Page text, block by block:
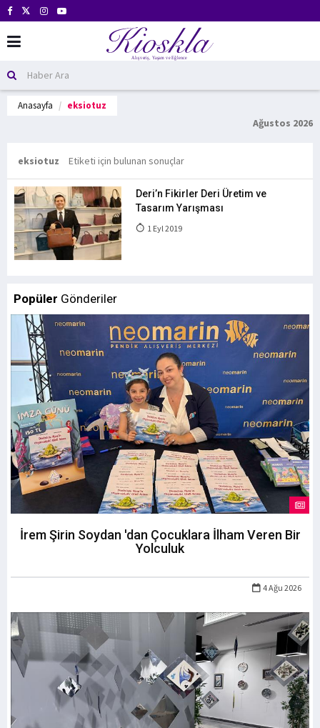
Anasayfa eksiotuz
Ağustos 2026
eksiotuz Etiketi için bulunan sonuçlar
Deri’n Fikirler Deri Üretim ve
Tasarım Yarışması
1 Eyl 2019
Popüler Gönderiler
İrem Şirin Soydan 'dan Çocuklara İlham Veren Bir
Yolculuk
4 Ağu 2026